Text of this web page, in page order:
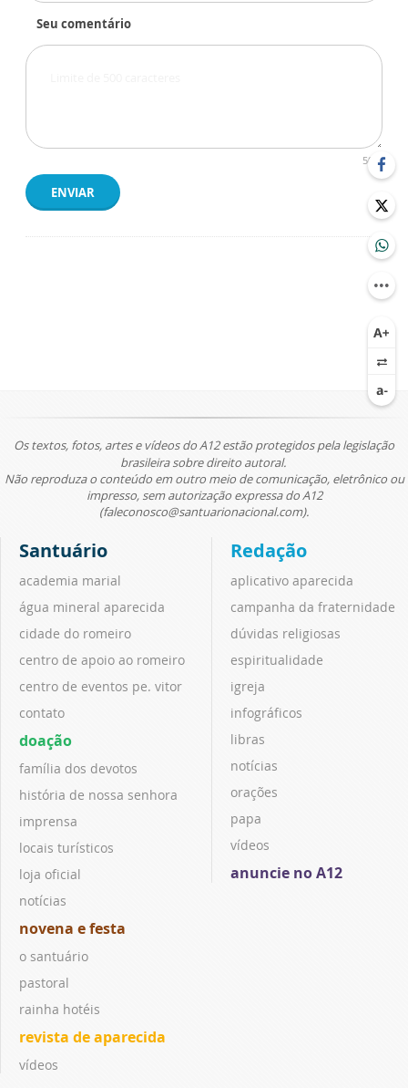
Seu comentário
500
ENVIAR
Os textos, fotos, artes e vídeos do A12 estão protegidos pela legislação
brasileira sobre direito autoral.
Não reproduza o conteúdo em outro meio de comunicação, eletrônico ou
impresso, sem autorização expressa do A12
(faleconosco@santuarionacional.com).
Santuário
academia marial
água mineral aparecida
cidade do romeiro
centro de apoio ao romeiro
centro de eventos pe. vitor
contato
doação
família dos devotos
história de nossa senhora
imprensa
locais turísticos
loja oficial
notícias
novena e festa
o santuário
pastoral
rainha hotéis
revista de aparecida
vídeos
Redação
aplicativo aparecida
campanha da fraternidade
dúvidas religiosas
espiritualidade
igreja
infográficos
libras
notícias
orações
papa
vídeos
anuncie no A12